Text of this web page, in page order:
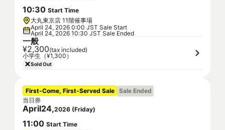
10:30 Start Time
大丸東京店 11階催事場
April 24, 2026 0:00 JST Sale Start
April 24, 2026 10:30 JST Sale Ended
一般
¥2,300(tax included)
小学生（¥1,300）
Sold Out
First-Come, First-Served Sale Sale Ended
当日券
April24,2026 (Friday)
11:00 Start Time